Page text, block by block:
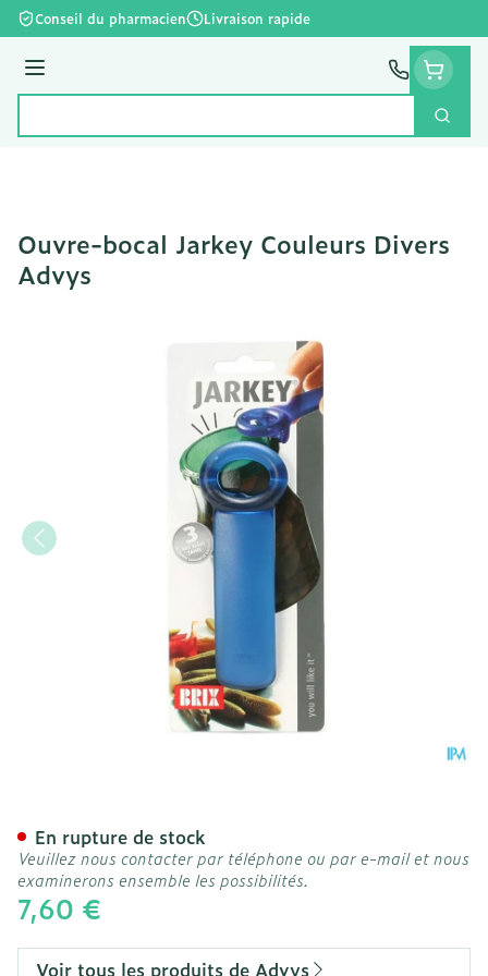
Aller au contenu
Conseil du pharmacien Livraison rapide
Menu
Ouvre-bocal Jarkey Couleurs Divers
Advys
7,60 €
En rupture de stock
Veuillez nous contacter par téléphone ou par e-mail et nous
examinerons ensemble les possibilités.
Voir tous les produits de Advys